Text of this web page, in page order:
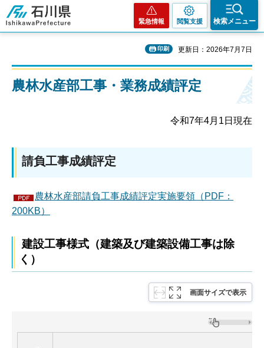
石川県
緊急情報 閲覧支援 検索メニュー
印刷 更新日：2026年7月7日
農林水産部工事・業務成績評定
令和7年4月1日現在
請負工事成績評定
農林水産部請負工事成績評定実施要領（PDF：
200KB）
建設工事様式（建築及び建築設備工事は除
く）
画面サイズで表示